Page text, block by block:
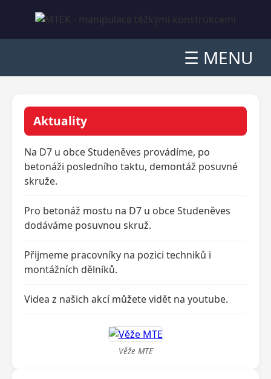
☰ MENU
Aktuality
Na D7 u obce Studeněves provádíme, po
betonáži posledního taktu, demontáž posuvné
skruže.
Pro betonáž mostu na D7 u obce Studeněves
dodáváme posuvnou skruž.
Přijmeme pracovníky na pozici techniků i
montážních dělníků.
Videa z našich akcí můžete vidět na youtube.
Věže MTE